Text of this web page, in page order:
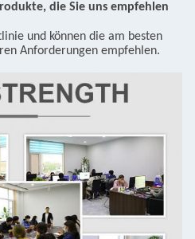
die Sie uns empfehlen
und können die am besten
Anforderungen empfehlen.